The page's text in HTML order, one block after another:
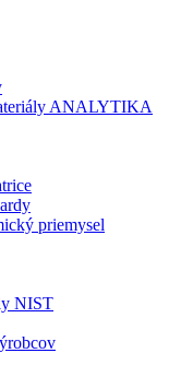
ANALYTIKA
priemysel
NIST